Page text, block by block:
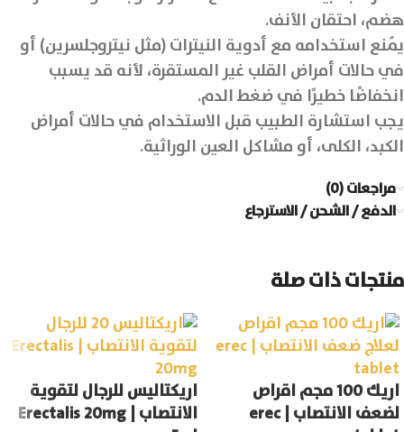
هضم، احتقان الأنف.
يُمنع استخدامه مع أدوية النيترات (مثل نيتروجلسرين) أو
في حالات أمراض القلب غير المستقرة، لأنه قد يسبب
انخفاضًا خطيرًا في ضغط الدم.
يجب استشارة الطبيب قبل الاستخدام في حالات أمراض
الكبد، الكلى، أو مشاكل العين الوراثية.
مراجعات (0)
الدفع / الشحن / الاسترجاع
منتجات ذات صلة
اريك 100 مجم اقراص
لضعف الانتصاب | erec
اريكتاليس للرجال لتقوية
الانتصاب | Erectalis 20mg